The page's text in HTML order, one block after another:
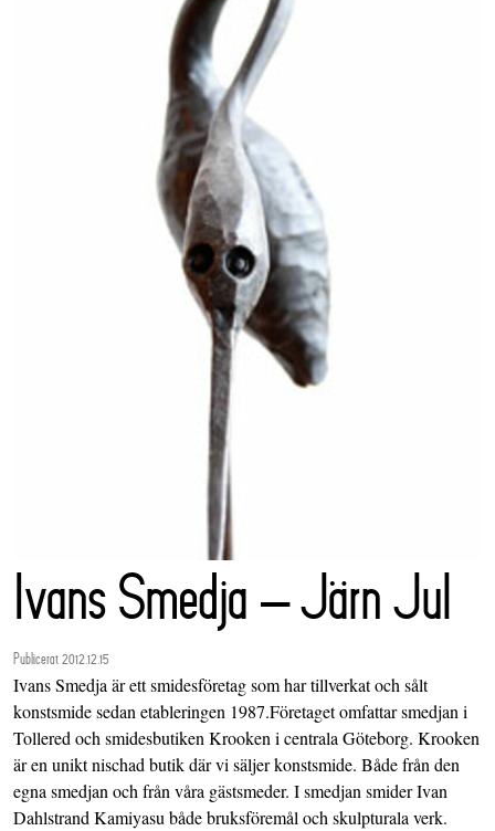
Ivans Smedja – Järn Jul
Publicerat 2012.12.15
Ivans Smedja är ett smidesföretag som har tillverkat och sålt
konstsmide sedan etableringen 1987.Företaget omfattar smedjan i
Tollered och smidesbutiken Krooken i centrala Göteborg. Krooken
är en unikt nischad butik där vi säljer konstsmide. Både från den
egna smedjan och från våra gästsmeder. I smedjan smider Ivan
Dahlstrand Kamiyasu både bruksföremål och skulpturala verk.